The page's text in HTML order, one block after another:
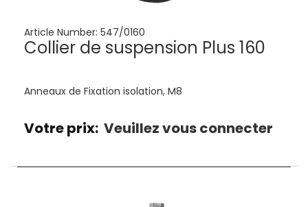
Article Number: 547/0160
Collier de suspension Plus 160
Anneaux de Fixation isolation, M8
Votre prix: Veuillez vous connecter